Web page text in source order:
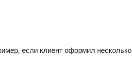
если клиент оформил несколько